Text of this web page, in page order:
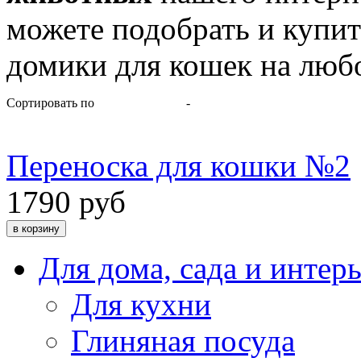
можете подобрать и
домики для кошек на
Сортировать по -
Переноска для кошки №2
1790 руб
Для дома, сада и
Для кухни
Глиняная посуда